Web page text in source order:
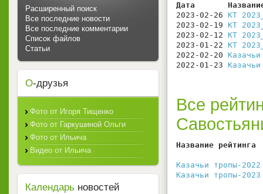
Дата
2023-02-26 КТ
2023-02-19 КТ
2023-02-12 КТ
2023-01-22 КТ
2022-02-20
2022-01-23
Все
Название
Казачьи тропы-2022
Казачьи тропы-2023
Расширенный поиск
Все последние новости
Все последние комментарии
Список файлов
Статьи
О-друзья
Фото от Игоря Тищенко
Фото от Гаркушиной Ольги
Фото от Ильича
Видео от Ильича
Календарь новостей